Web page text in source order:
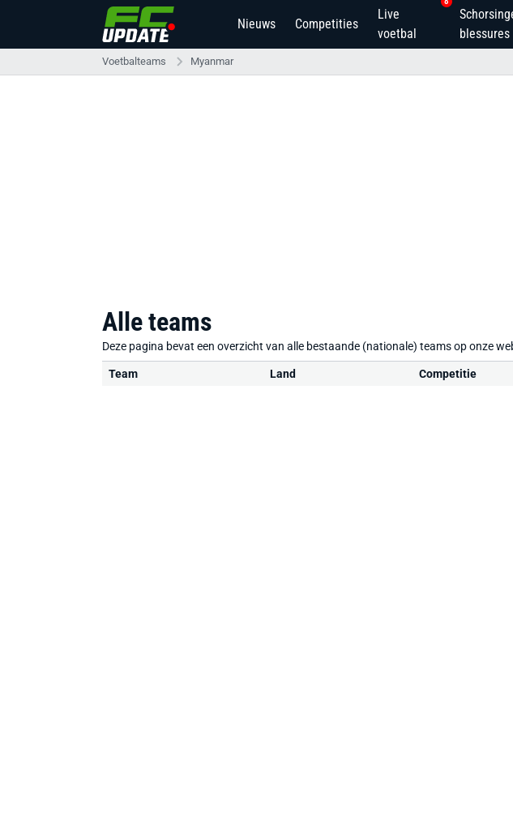
Nieuws Competities
Live
voetbal
blessures
Voetbalteams Myanmar
Alle teams
Deze pagina bevat een overzicht van alle bestaande (nationale) teams op onze
Team Land Competitie